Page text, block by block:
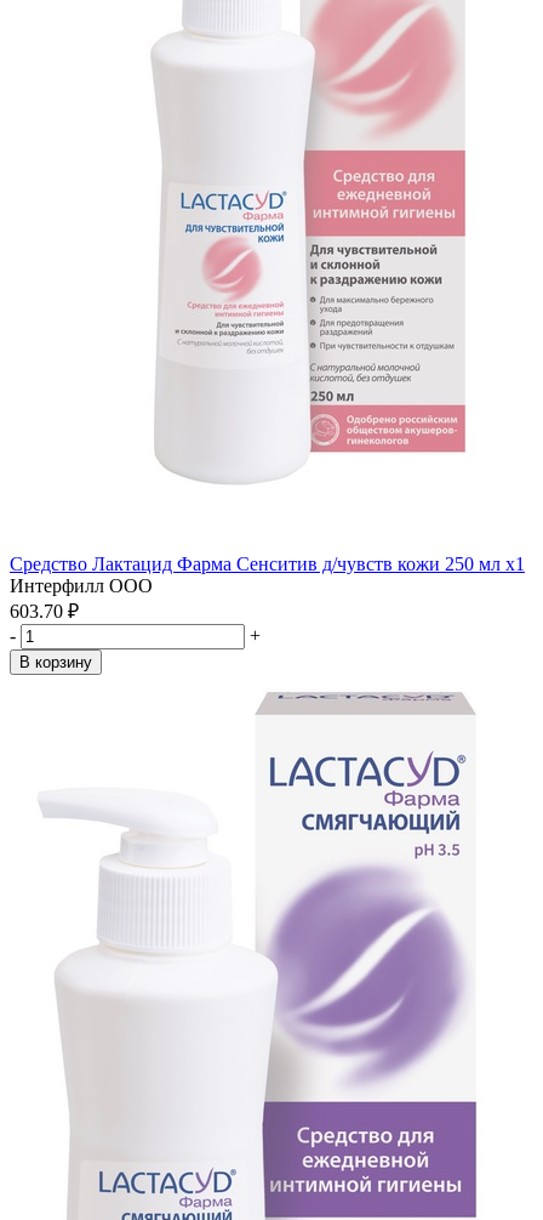
Средство Лактацид Фарма Сенситив д/чувств кожи 250 мл x1
Интерфилл ООО
603.70 ₽
-
+
В корзину